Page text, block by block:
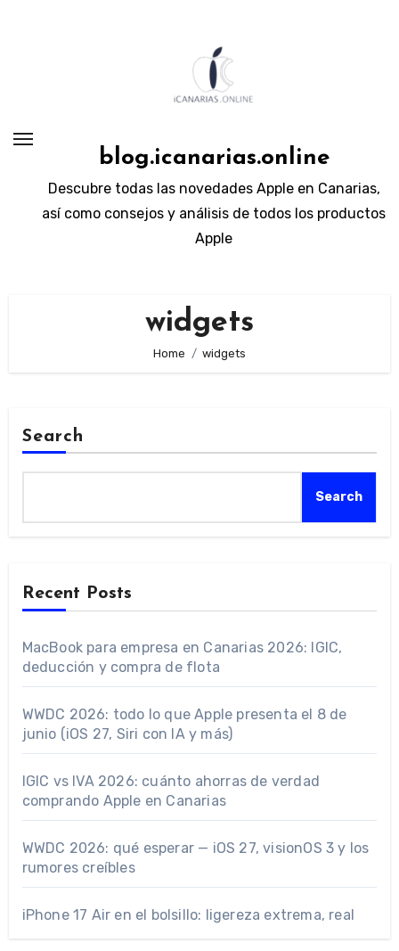
blog.icanarias.online
Descubre todas las novedades Apple en Canarias,
así como consejos y análisis de todos los productos
Apple
widgets
Home widgets
Search
Search
Recent Posts
MacBook para empresa en Canarias 2026: IGIC,
deducción y compra de flota
WWDC 2026: todo lo que Apple presenta el 8 de
junio (iOS 27, Siri con IA y más)
IGIC vs IVA 2026: cuánto ahorras de verdad
comprando Apple en Canarias
WWDC 2026: qué esperar — iOS 27, visionOS 3 y los
rumores creíbles
iPhone 17 Air en el bolsillo: ligereza extrema, real